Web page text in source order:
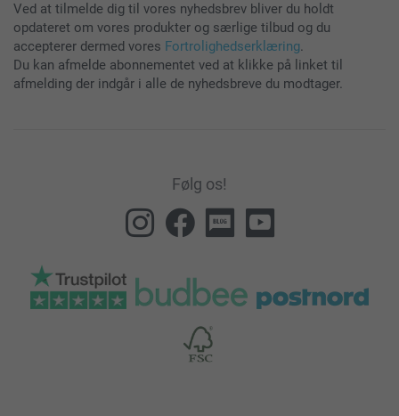
Ved at tilmelde dig til vores nyhedsbrev bliver du holdt
opdateret om vores produkter og særlige tilbud og du
accepterer dermed vores Fortrolighedserklæring.
Du kan afmelde abonnementet ved at klikke på linket til
afmelding der indgår i alle de nyhedsbreve du modtager.
Følg os!